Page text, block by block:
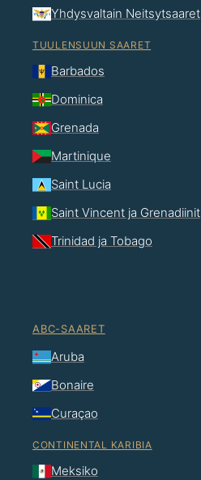
Yhdysvaltain Neitsytsaaret
TUULENSUUN SAARET
Barbados
Dominica
Grenada
Martinique
Saint Lucia
Saint Vincent ja Grenadiinit
Trinidad ja Tobago
ABC-SAARET
Aruba
Bonaire
Curaçao
CONTINENTAL KARIBIA
Meksiko